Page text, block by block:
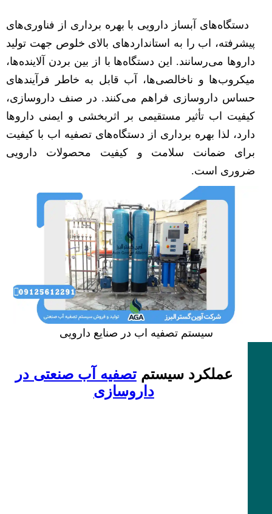
دستگاه‌های آبساز دارویی با بهره برداری از فناوری‌های
پیشرفته، اب را به استانداردهای بالای خلوص جهت تولید
داروها می‌رسانند. این دستگاه‌ها با از بین بردن آلاینده‌ها،
میکروب‌ها و ناخالصی‌ها، آب قابل به خاطر فرآیندهای
حساس داروسازی فراهم می‌کنند. در صنف داروسازی،
کیفیت اب تأثیر مستقیمی بر اثربخشی و ایمنی داروها
دارد، لذا بهره برداری از دستگاه‌های تصفیه اب با کیفیت
برای ضمانت سلامت و کیفیت محصولات دارویی
ضروری است.
سیستم تصفیه اب در صنایع دارویی
عملکرد سیستمتصفیه آب صنعتی در
داروسازی